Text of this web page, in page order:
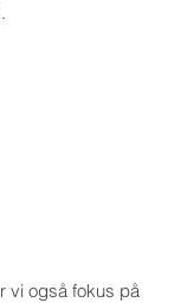
vi også fokus på